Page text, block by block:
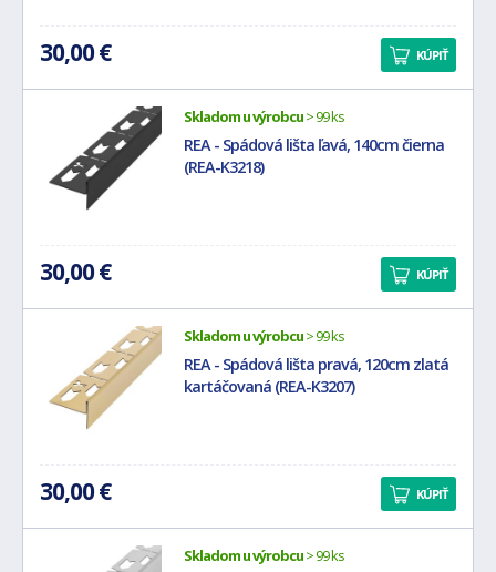
30,00 € KÚPIŤ
Skladom u výrobcu> 99 ks
REA - Spádová lišta ľavá, 140cm čierna
(REA-K3218)
30,00 € KÚPIŤ
Skladom u výrobcu> 99 ks
REA - Spádová lišta pravá, 120cm zlatá
kartáčovaná (REA-K3207)
30,00 € KÚPIŤ
Skladom u výrobcu> 99 ks